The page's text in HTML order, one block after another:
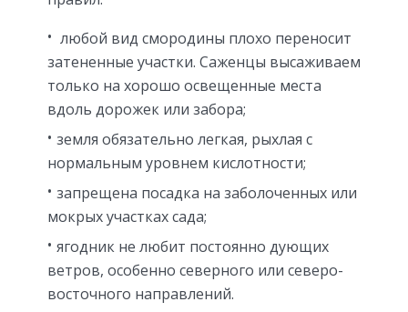
любой вид смородины плохо переносит
затененные участки. Саженцы высаживаем
только на хорошо освещенные места
вдоль дорожек или забора;
земля обязательно легкая, рыхлая с
нормальным уровнем кислотности;
запрещена посадка на заболоченных или
мокрых участках сада;
ягодник не любит постоянно дующих
ветров, особенно северного или северо-
восточного направлений.